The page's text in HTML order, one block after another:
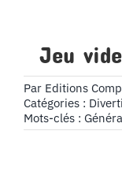
Jeu
Par Editions
Catégories :
Mots-clés :